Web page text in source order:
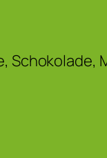
Schokolade,